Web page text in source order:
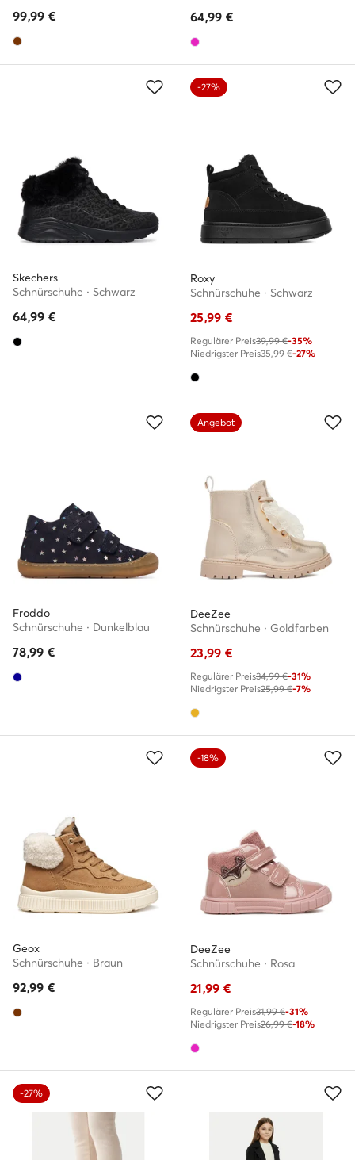
99,99 € 64,99 €
Skechers
Schnürschuhe · Schwarz
64,99 €
-27%
Roxy
Schnürschuhe · Schwarz
25,99 €
Regulärer Preis39,99 €-35%
Niedrigster Preis35,99 €-27%
Froddo
Schnürschuhe · Dunkelblau
78,99 €
Angebot
DeeZee
Schnürschuhe · Goldfarben
23,99 €
Regulärer Preis34,99 €-31%
Niedrigster Preis25,99 €-7%
Geox
Schnürschuhe · Braun
92,99 €
-18%
DeeZee
Schnürschuhe · Rosa
21,99 €
Regulärer Preis31,99 €-31%
Niedrigster Preis26,99 €-18%
-27%